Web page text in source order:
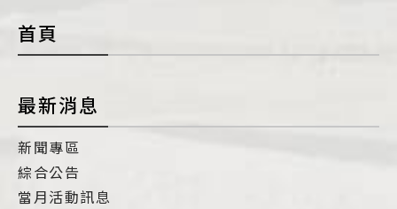
首頁
最新消息
新聞專區
綜合公告
當月活動訊息